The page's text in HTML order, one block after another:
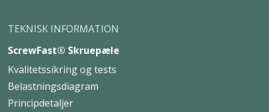
TEKNISK INFORMATION
ScrewFast® Skruepæle
Kvalitetssikring og tests
Belastningsdiagram
Principdetaljer